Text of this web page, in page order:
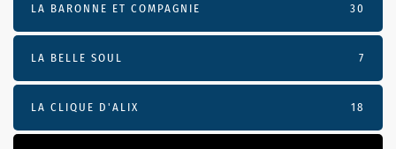
LA BARONNE ET COMPAGNIE 30
LA BELLE SOUL 7
LA CLIQUE D'ALIX 18